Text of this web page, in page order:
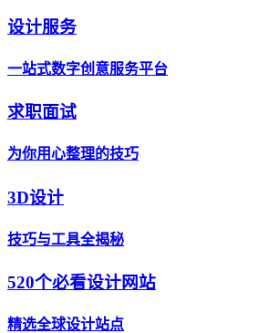
设计服务
一站式数字创意服务平台
求职面试
为你用心整理的技巧
3D设计
技巧与工具全揭秘
520个必看设计网站
精选全球设计站点